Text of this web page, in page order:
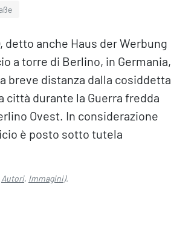
anche Haus der Werbung
a torre di Berlino, in Germania,
breve distanza dalla cosiddetta
città durante la Guerra fredda
Ovest. In considerazione
è posto sotto tutela
Autori, Immagini).